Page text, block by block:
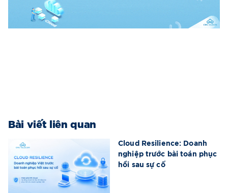
Bài viết liên quan
Cloud Resilience: Doanh
nghiệp trước bài toán phục
hồi sau sự cố